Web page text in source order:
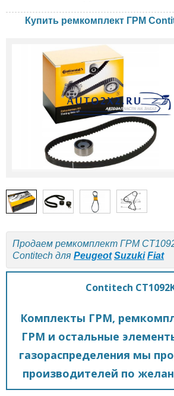
Купить ремкомплект ГРМ
Продаем ремкомплект ГРМ
Contitech для Peugeot Suzuki Fiat
Contitech
Комплекты ГРМ,
ГРМ и остальные
газораспределения мы
производителей по